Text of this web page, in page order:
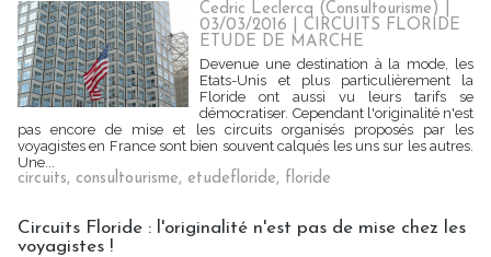
Cedric Leclercq (Consultourisme) |
03/03/2016 |CIRCUITS FLORIDE
ETUDE DE MARCHE
Devenue une destination à la mode, les
Etats-Unis et plus particulièrement la
Floride ont aussi vu leurs tarifs se
démocratiser. Cependant l'originalité n'est
pas encore de mise et les circuits organisés proposés par les
voyagistes en France sont bien souvent calqués les uns sur les autres.
Une...
circuits, consultourisme, etudefloride, floride
Circuits Floride : l'originalité n'est pas de mise chez les
voyagistes !